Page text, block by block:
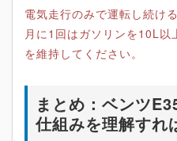
電気走行のみで運転し続け
月に1回はガソリンを10L
を維持してください。
まとめ：ベンツ
仕組みを理解すれ